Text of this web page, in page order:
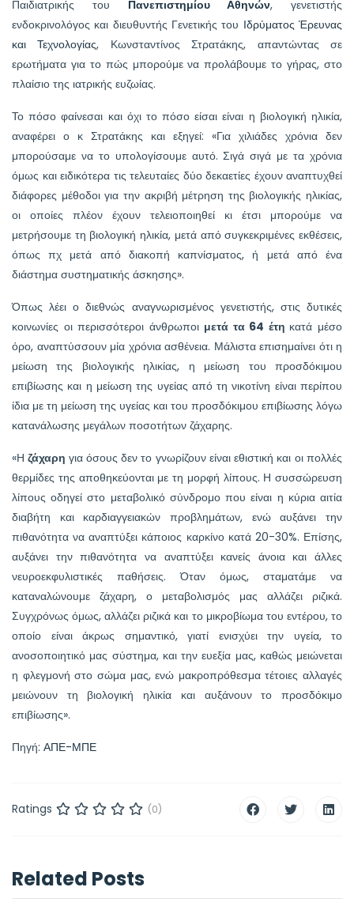
Παιδιατρικής του Πανεπιστημίου Αθηνών, γενετιστής
ενδοκρινολόγος και διευθυντής Γενετικής του Ιδρύματος Έρευνας
και Τεχνολογίας, Κωνσταντίνος Στρατάκης, απαντώντας σε
ερωτήματα για το πώς μπορούμε να προλάβουμε το γήρας, στο
πλαίσιο της ιατρικής ευζωίας.
Το πόσο φαίνεσαι και όχι το πόσο είσαι είναι η βιολογική ηλικία,
αναφέρει ο κ Στρατάκης και εξηγεί: «Για χιλιάδες χρόνια δεν
μπορούσαμε να το υπολογίσουμε αυτό. Σιγά σιγά με τα χρόνια
όμως και ειδικότερα τις τελευταίες δύο δεκαετίες έχουν αναπτυχθεί
διάφορες μέθοδοι για την ακριβή μέτρηση της βιολογικής ηλικίας,
οι οποίες πλέον έχουν τελειοποιηθεί κι έτσι μπορούμε να
μετρήσουμε τη βιολογική ηλικία, μετά από συγκεκριμένες εκθέσεις,
όπως πχ μετά από διακοπή καπνίσματος, ή μετά από ένα
διάστημα συστηματικής άσκησης».
Όπως λέει ο διεθνώς αναγνωρισμένος γενετιστής, στις δυτικές
κοινωνίες οι περισσότεροι άνθρωποι μετά τα 64 έτη κατά μέσο
όρο, αναπτύσσουν μία χρόνια ασθένεια. Μάλιστα επισημαίνει ότι η
μείωση της βιολογικής ηλικίας, η μείωση του προσδόκιμου
επιβίωσης και η μείωση της υγείας από τη νικοτίνη είναι περίπου
ίδια με τη μείωση της υγείας και του προσδόκιμου επιβίωσης λόγω
κατανάλωσης μεγάλων ποσοτήτων ζάχαρης.
«Ηζάχαρη για όσους δεν το γνωρίζουν είναι εθιστική και οι πολλές
θερμίδες της αποθηκεύονται με τη μορφή λίπους. Η συσσώρευση
λίπους οδηγεί στο μεταβολικό σύνδρομο που είναι η κύρια αιτία
διαβήτη και καρδιαγγειακών προβλημάτων, ενώ αυξάνει την
πιθανότητα να αναπτύξει κάποιος καρκίνο κατά 20-30%. Επίσης,
αυξάνει την πιθανότητα να αναπτύξει κανείς άνοια και άλλες
νευροεκφυλιστικές παθήσεις. Όταν όμως, σταματάμε να
καταναλώνουμε ζάχαρη, ο μεταβολισμός μας αλλάζει ριζικά.
Συγχρόνως όμως, αλλάζει ριζικά και το μικροβίωμα του εντέρου, το
οποίο είναι άκρως σημαντικό, γιατί ενισχύει την υγεία, το
ανοσοποιητικό μας σύστημα, και την ευεξία μας, καθώς μειώνεται
η φλεγμονή στο σώμα μας, ενώ μακροπρόθεσμα τέτοιες αλλαγές
μειώνουν τη βιολογική ηλικία και αυξάνουν το προσδόκιμο
επιβίωσης».
Πηγή: ΑΠΕ-ΜΠΕ
Ratings (0)
Related Posts